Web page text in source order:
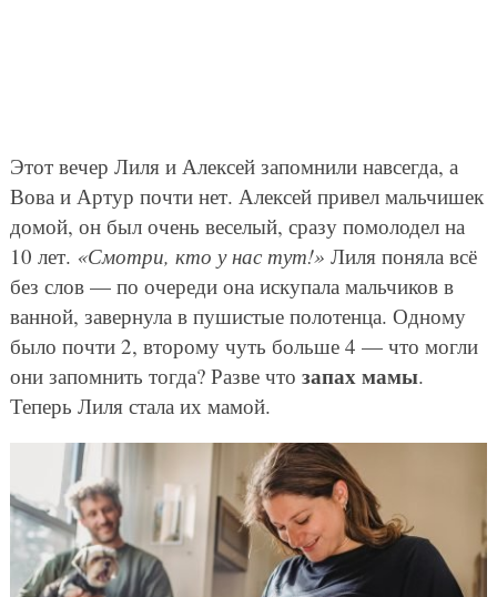
Этот вечер Лиля и Алексей запомнили навсегда, а
Вова и Артур почти нет. Алексей привел мальчишек
домой, он был очень веселый, сразу помолодел на
10 лет. «Смотри, кто у нас тут!» Лиля поняла всё
без слов — по очереди она искупала мальчиков в
ванной, завернула в пушистые полотенца. Одному
было почти 2, второму чуть больше 4 — что могли
они запомнить тогда? Разве что запах мамы.
Теперь Лиля стала их мамой.